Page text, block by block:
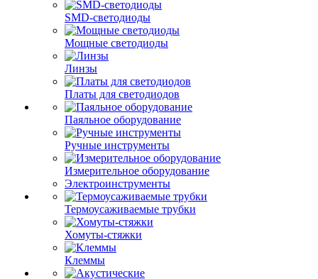
SMD-светодиоды
Мощные светодиоды
Линзы
Платы для светодиодов
Паяльное оборудование
Ручные инструменты
Измерительное оборудование
Электроинструменты
Термоусаживаемые трубки
Хомуты-стяжки
Клеммы